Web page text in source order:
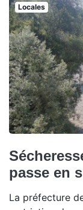
Locales
passe en
La préfecture